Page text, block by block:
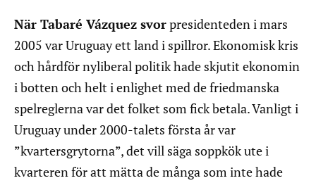
När Tabaré Vázquez svorpresidenteden i mars
2005 var Uruguay ett land i spillror. Ekonomisk kris
och hårdför nyliberal politik hade skjutit ekonomin
i botten och helt i enlighet med de friedmanska
spelreglerna var det folket som fick betala. Vanligt i
Uruguay under 2000-talets första år var
”kvartersgrytorna”, det vill säga soppkök ute i
kvarteren för att mätta de många som inte hade